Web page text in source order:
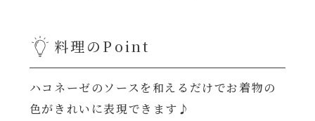
料理のPoint
ハコネーゼのソースを和えるだけでお着物の
色がきれいに表現できます♪